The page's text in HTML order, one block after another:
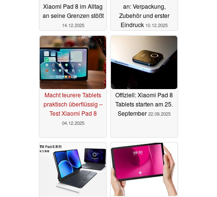
Xiaomi Pad 8 im Alltag
an seine Grenzen stößt
14.12.2025
an: Verpackung,
Zubehör und erster
Eindruck 10.12.2025
Macht teurere Tablets
praktisch überflüssig –
Test Xiaomi Pad 8
04.12.2025
Offiziell: Xiaomi Pad 8
Tablets starten am 25.
September 22.09.2025